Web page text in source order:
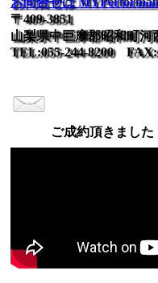
〒409-3851
山梨県中巨摩郡昭和町河
TEL:055-244-8200
ご成約頂きました